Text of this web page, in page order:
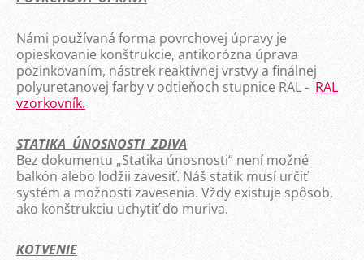
Námi používaná forma povrchovej úpravy je
opieskovanie konštrukcie, antikorózna úprava
pozinkovaním, nástrek reaktívnej vrstvy a finálnej
polyuretanovej farby v odtieňoch stupnice RAL - RAL
vzorkovník.
STATIKA ÚNOSNOSTI ZDIVA
Bez dokumentu „Statika únosnosti“ není možné
balkón alebo lodžii zavesiť. Náš statik musí určiť
systém a možnosti zavesenia. Vždy existuje spôsob,
ako konštrukciu uchytiť do muriva.
KOTVENIE